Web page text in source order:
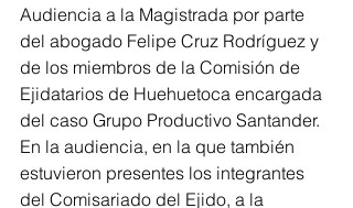
Audiencia a la Magistrada por parte
del abogado Felipe Cruz Rodríguez y
de los miembros de la Comisión de
Ejidatarios de Huehuetoca encargada
del caso Grupo Productivo Santander.
En la audiencia, en la que también
estuvieron presentes los integrantes
del Comisariado del Ejido, a la